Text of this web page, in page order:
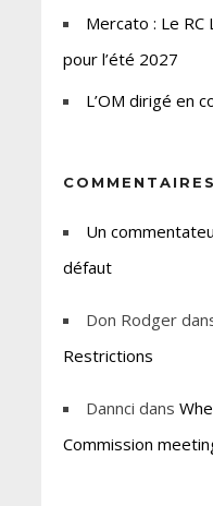
Mercato : Le RC
pour l’été 2027
L’OM dirigé en
Un
défaut
Don Rodger
Restrictions
Dannci dans
Commission